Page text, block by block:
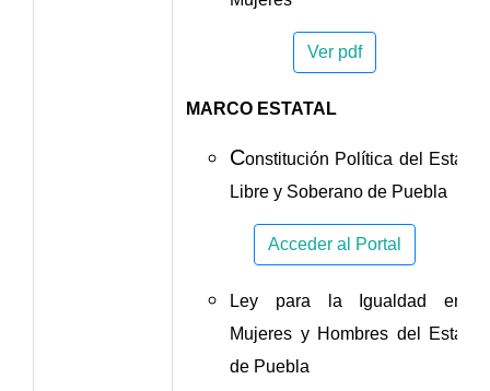
Ver pdf
MARCO ESTATAL
Constitución Política del Estado
Libre y Soberano de Puebla
Acceder al Portal
Ley para la Igualdad entre
Mujeres y Hombres del Estado
de Puebla